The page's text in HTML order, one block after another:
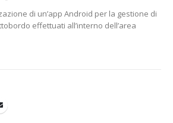
di un’app Android per la gestione di
effettuati all’interno dell’area